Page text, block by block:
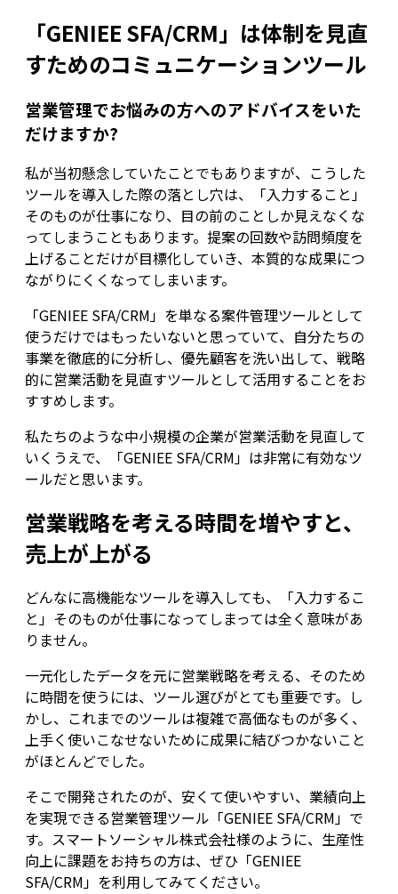
「GENIEE SFA/CRM」は体制を見直
すためのコミュニケーションツール
営業管理でお悩みの方へのアドバイスをいた
だけますか?
私が当初懸念していたことでもありますが、こうした
ツールを導入した際の落とし穴は、「入力すること」
そのものが仕事になり、目の前のことしか見えなくな
ってしまうこともあります。提案の回数や訪問頻度を
上げることだけが目標化していき、本質的な成果につ
ながりにくくなってしまいます。
「GENIEE SFA/CRM」を単なる案件管理ツールとして
使うだけではもったいないと思っていて、自分たちの
事業を徹底的に分析し、優先顧客を洗い出して、戦略
的に営業活動を見直すツールとして活用することをお
すすめします。
私たちのような中小規模の企業が営業活動を見直して
いくうえで、「GENIEE SFA/CRM」は非常に有効なツ
ールだと思います。
営業戦略を考える時間を増やすと、
売上が上がる
どんなに高機能なツールを導入しても、「入力するこ
と」そのものが仕事になってしまっては全く意味があ
りません。
一元化したデータを元に営業戦略を考える、そのため
に時間を使うには、ツール選びがとても重要です。し
かし、これまでのツールは複雑で高価なものが多く、
上手く使いこなせないために成果に結びつかないこと
がほとんどでした。
そこで開発されたのが、安くて使いやすい、業績向上
を実現できる営業管理ツール「GENIEE SFA/CRM」で
す。スマートソーシャル株式会社様のように、生産性
向上に課題をお持ちの方は、ぜひ「GENIEE
SFA/CRM」を利用してみてください。